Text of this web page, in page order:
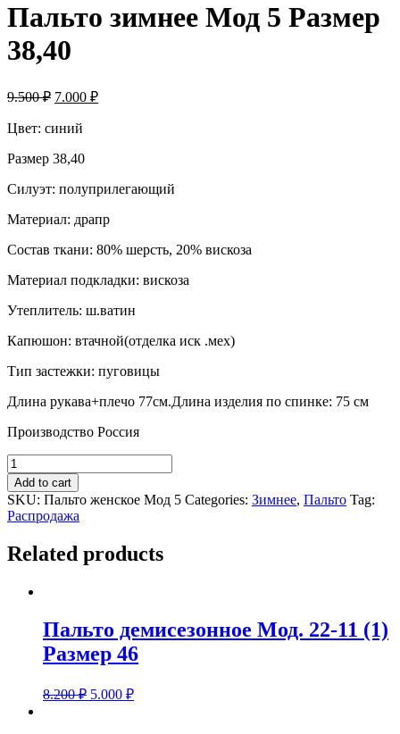
Пальто зимнее Мод 5 Размер
38,40
9.500₽ 7.000 ₽
Цвет: синий
Размер 38,40
Силуэт: полуприлегающий
Материал: драпр
Состав ткани: 80% шерсть, 20% вискоза
Материал подкладки: вискоза
Утеплитель: ш.ватин
Капюшон: втачной(отделка иск .мех)
Тип застежки: пуговицы
Длина рукава+плечо 77см.Длина изделия по спинке: 75 см
Производство Россия
Пальто
зимнее
Мод
5
Размер
quantity
Add to cart
SKU: Пальто женское Мод 5 Categories: Зимнее, Пальто Tag:
Распродажа
Related products
Пальто демисезонное Мод. 22-11 (1)
Размер 46
8.200₽ 5.000 ₽